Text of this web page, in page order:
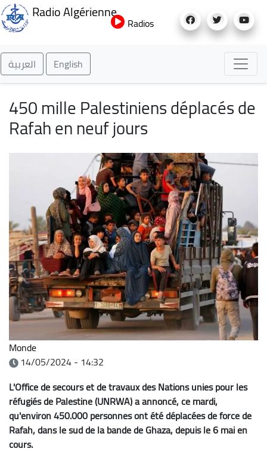
au
Radio Algérienne
Radios
العربية English
450 mille Palestiniens déplacés de
Rafah en neuf jours
Monde
14/05/2024 - 14:32
L'Office de secours et de travaux des Nations unies pour les
réfugiés de Palestine (UNRWA) a annoncé, ce mardi,
qu'environ 450.000 personnes ont été déplacées de force de
Rafah, dans le sud de la bande de Ghaza, depuis le 6 mai en
cours.